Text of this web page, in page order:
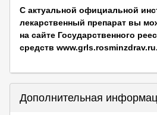
С актуальной официальной
лекарственный препарат вы
на сайте Государственного
средств www.grls.rosminzdrav.ru.
Дополнительная